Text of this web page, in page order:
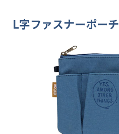
L字ファスナーポーチ